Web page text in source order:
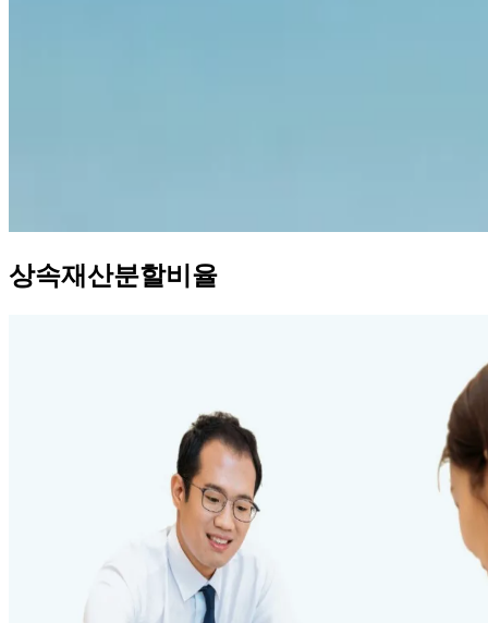
상속재산분할비율